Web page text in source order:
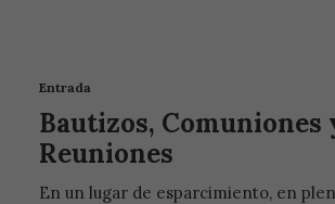
Entrada
Bautizos, Comuniones
Reuniones
En un lugar de esparcimiento, en